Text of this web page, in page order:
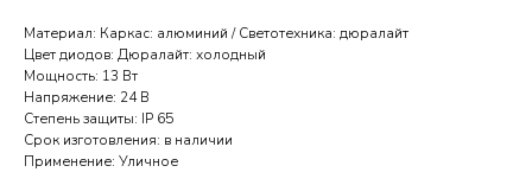
Материал: Каркас: алюминий / Светотехника: дюралайт
Цвет диодов: Дюралайт: холодный
Мощность: 13 Вт
Напряжение: 24 В
Степень защиты: IP 65
Срок изготовления: в наличии
Применение: Уличное